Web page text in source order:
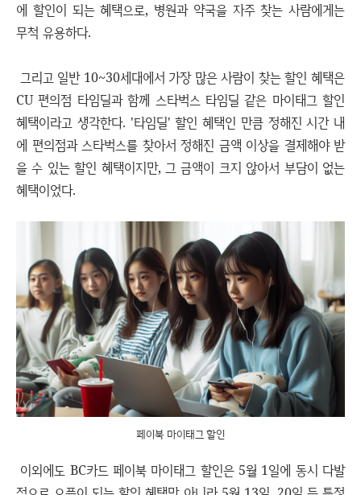
에 할인이 되는 혜택으로, 병원과 약국을 자주 찾는 사람에게는
무척 유용하다.
그리고 일반 10~30세대에서 가장 많은 사람이 찾는 할인 혜택은
CU 편의점 타임딜과 함께 스타벅스 타임딜 같은 마이태그 할인
혜택이라고 생각한다. '타임딜' 할인 혜택인 만큼 정해진 시간 내
에 편의점과 스타벅스를 찾아서 정해진 금액 이상을 결제해야 받
을 수 있는 할인 혜택이지만, 그 금액이 크지 않아서 부담이 없는
혜택이었다.
페이북 마이태그 할인
이외에도 BC카드 페이북 마이태그 할인은 5월 1일에 동시 다발